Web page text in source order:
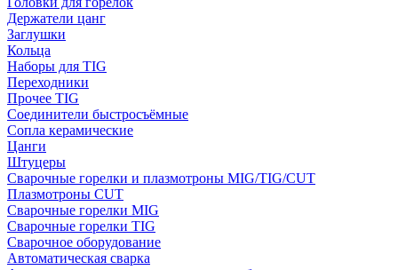
Держатели цанг
Заглушки
Кольца
Наборы для TIG
Переходники
Прочее TIG
Соединители быстросъёмные
Сопла керамические
Цанги
Штуцеры
Сварочные горелки и плазмотроны MIG/TIG/CUT
Плазмотроны CUT
Сварочные горелки MIG
Сварочные горелки TIG
Сварочное оборудование
Автоматическая сварка